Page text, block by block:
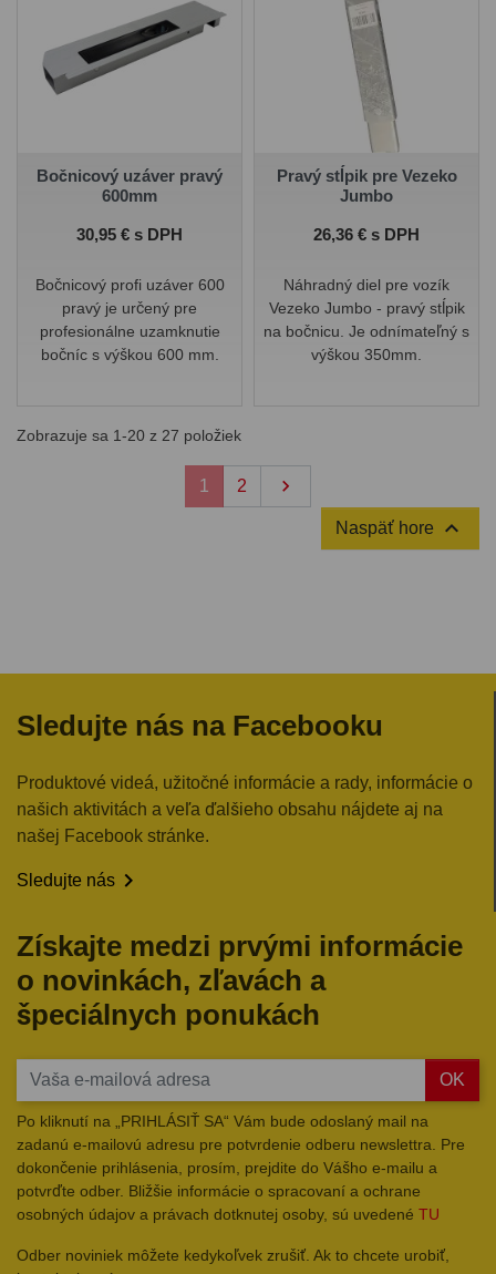
Bočnicový uzáver pravý
600mm
Cena
30,95 € s DPH
Bočnicový profi uzáver 600
pravý je určený pre
profesionálne uzamknutie
bočníc s výškou 600 mm.
Pravý stĺpik pre Vezeko
Jumbo
Cena
26,36 € s DPH
Náhradný diel pre vozík
Vezeko Jumbo - pravý stĺpik
na bočnicu. Je odnímateľný s
výškou 350mm.
Zobrazuje sa 1-20 z 27 položiek
1 2 Ďalej

Naspäť hore 
Sledujte nás na Facebooku
Produktové videá, užitočné informácie a rady, informácie o
našich aktivitách a veľa ďalšieho obsahu nájdete aj na
našej Facebook stránke.
Sledujte nás 
Získajte medzi prvými informácie
o novinkách, zľavách a
špeciálnych ponukách
OK
Po kliknutí na „PRIHLÁSIŤ SA“ Vám bude odoslaný mail na
zadanú e-mailovú adresu pre potvrdenie odberu newslettra. Pre
dokončenie prihlásenia, prosím, prejdite do Vášho e-mailu a
potvrďte odber. Bližšie informácie o spracovaní a ochrane
osobných údajov a právach dotknutej osoby, sú uvedené TU
Odber noviniek môžete kedykoľvek zrušiť. Ak to chcete urobiť,